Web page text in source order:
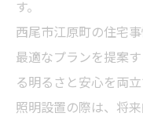
す。
西尾市江原町の住宅
最適なプランを提案
る明るさと安心を両立
照明設置の際は、将